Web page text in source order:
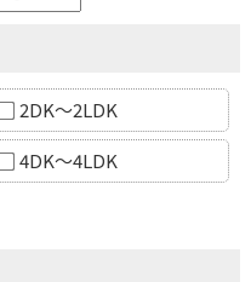
2DK～2LDK
4DK～4LDK